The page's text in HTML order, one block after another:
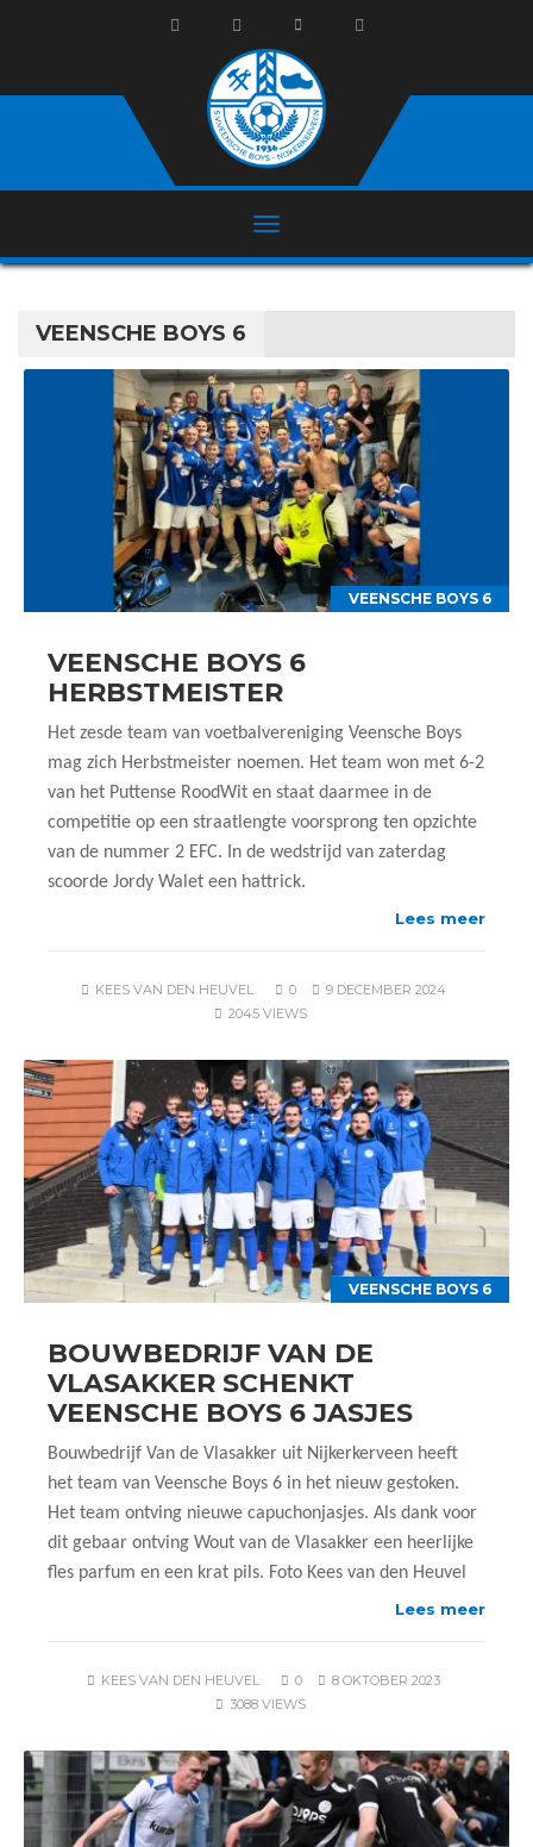
VEENSCHE BOYS 6
VEENSCHE BOYS 6
VEENSCHE BOYS 6
HERBSTMEISTER
Het zesde team van voetbalvereniging Veensche Boys
mag zich Herbstmeister noemen. Het team won met 6-2
van het Puttense RoodWit en staat daarmee in de
competitie op een straatlengte voorsprong ten opzichte
van de nummer 2 EFC. In de wedstrijd van zaterdag
scoorde Jordy Walet een hattrick.
Lees meer
KEES VAN DEN HEUVEL 0
9 DECEMBER 2024
2045 VIEWS
VEENSCHE BOYS 6
BOUWBEDRIJF VAN DE
VLASAKKER SCHENKT
VEENSCHE BOYS 6 JASJES
Bouwbedrijf Van de Vlasakker uit Nijkerkerveen heeft
het team van Veensche Boys 6 in het nieuw gestoken.
Het team ontving nieuwe capuchonjasjes. Als dank voor
dit gebaar ontving Wout van de Vlasakker een heerlijke
fles parfum en een krat pils. Foto Kees van den Heuvel
Lees meer
KEES VAN DEN HEUVEL 0
8 OKTOBER 2023
3088 VIEWS